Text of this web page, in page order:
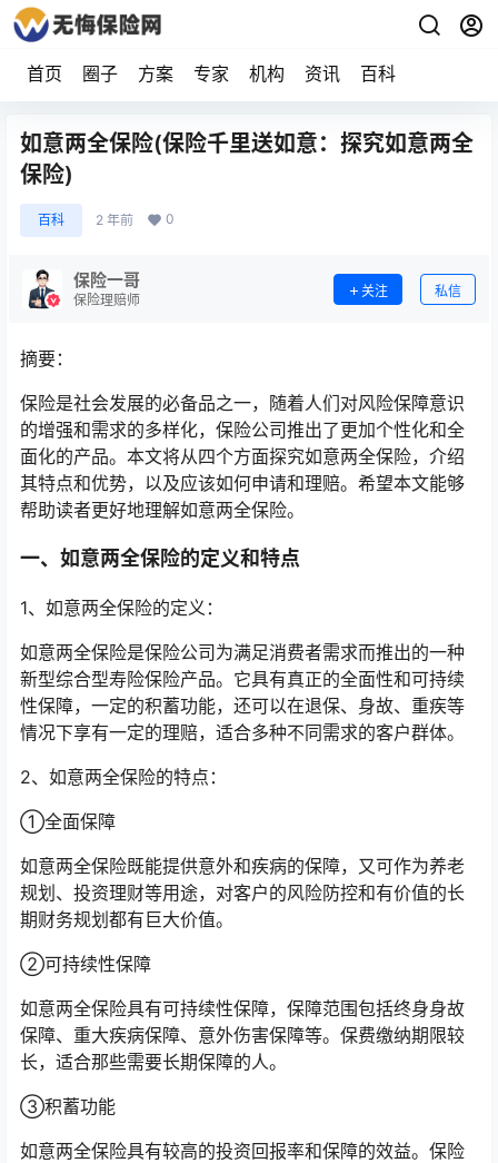
首页 圈子 方案 专家 机构 资讯 百科
如意两全保险(保险千里送如意：探究如意两全
保险)
百科 2 年前 0
保险一哥
保险理赔师
关注 私信
摘要：
保险是社会发展的必备品之一，随着人们对风险保障意识
的增强和需求的多样化，保险公司推出了更加个性化和全
面化的产品。本文将从四个方面探究如意两全保险，介绍
其特点和优势，以及应该如何申请和理赔。希望本文能够
帮助读者更好地理解如意两全保险。
一、如意两全保险的定义和特点
1、如意两全保险的定义：
如意两全保险是保险公司为满足消费者需求而推出的一种
新型综合型寿险保险产品。它具有真正的全面性和可持续
性保障，一定的积蓄功能，还可以在退保、身故、重疾等
情况下享有一定的理赔，适合多种不同需求的客户群体。
2、如意两全保险的特点：
①全面保障
如意两全保险既能提供意外和疾病的保障，又可作为养老
规划、投资理财等用途，对客户的风险防控和有价值的长
期财务规划都有巨大价值。
②可持续性保障
如意两全保险具有可持续性保障，保障范围包括终身身故
保障、重大疾病保障、意外伤害保障等。保费缴纳期限较
长，适合那些需要长期保障的人。
③积蓄功能
如意两全保险具有较高的投资回报率和保障的效益。保险